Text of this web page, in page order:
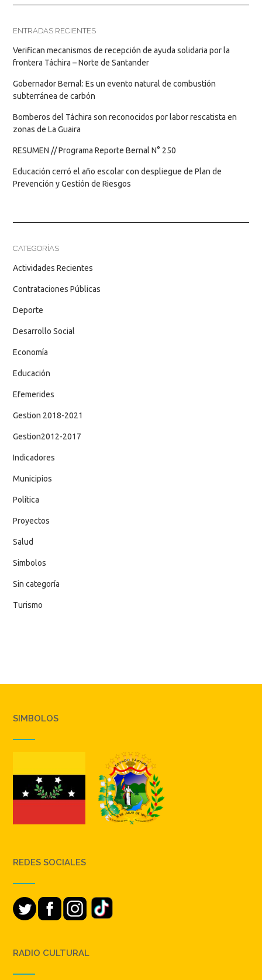
ENTRADAS RECIENTES
Verifican mecanismos de recepción de ayuda solidaria por la
frontera Táchira – Norte de Santander
Gobernador Bernal: Es un evento natural de combustión
subterránea de carbón
Bomberos del Táchira son reconocidos por labor rescatista en
zonas de La Guaira
RESUMEN // Programa Reporte Bernal N° 250
Educación cerró el año escolar con despliegue de Plan de
Prevención y Gestión de Riesgos
CATEGORÍAS
Actividades Recientes
Contrataciones Públicas
Deporte
Desarrollo Social
Economía
Educación
Efemerides
Gestion 2018-2021
Gestion2012-2017
Indicadores
Municipios
Política
Proyectos
Salud
Simbolos
Sin categoría
Turismo
SIMBOLOS
REDES SOCIALES
RADIO CULTURAL